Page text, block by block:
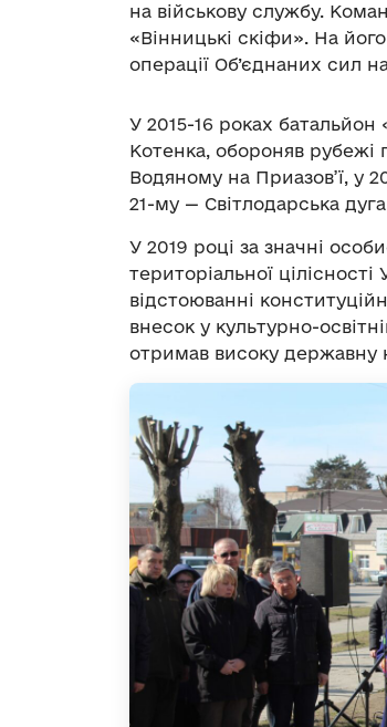
на військову службу.
«Вінницькі скіфи». На
операції Об’єднаних сил
У 2015-16 роках
Котенка, обороняв рубежі
Водяному на Приазов’ї, у
21-му — Світлодарська
У 2019 році за значні
територіальної
відстоюванні
внесок у культурно-
отримав високу державну